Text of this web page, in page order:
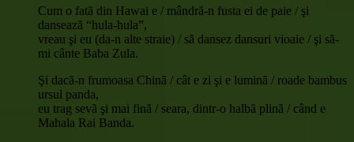
Cum o fatã din Hawai e / mândrã-n fusta ei de paie / şi
danseazã “hula-hula”,
vreau şi eu (da-n alte straie) / sã dansez dansuri vioaie / şi sã-
mi cânte Baba Zula.
Şi dacã-n frumoasa Chinã / cât e zi şi e luminã / roade bambus
ursul panda,
eu trag sevã şi mai finã / seara, dintr-o halbã plinã / când e
Mahala Rai Banda.